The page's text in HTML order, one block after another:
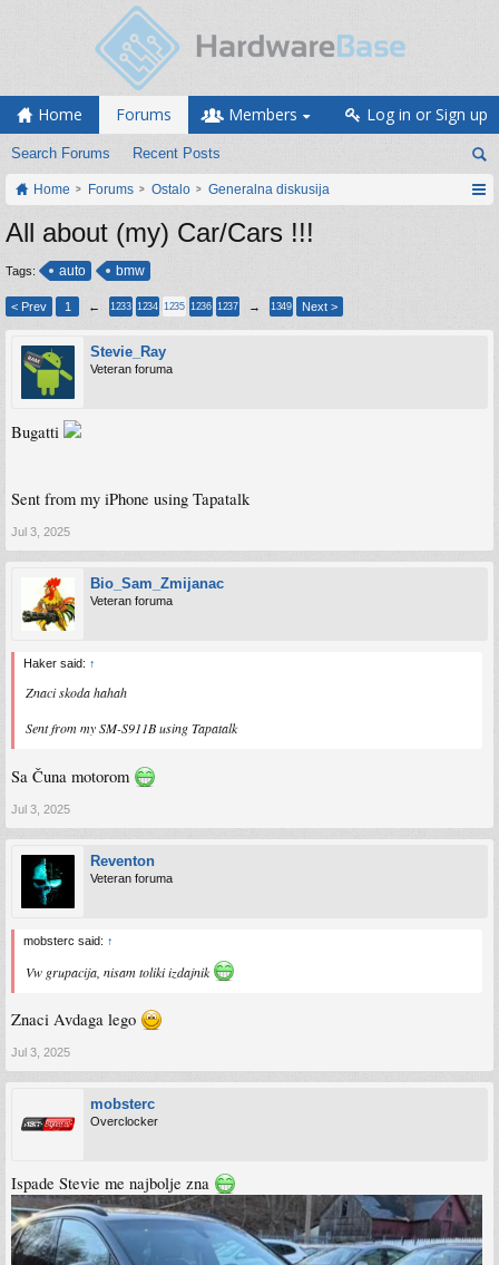
Home Forums
Search Forums Recent Posts
Members Log in or Sign up
Home Forums Ostalo Generalna diskusija
All about (my) Car/Cars !!!
Tags: auto bmw
< Prev 1 ← 1233 1234 1235 1236 1237 → 1349 Next >
Stevie_Ray
Veteran foruma
Bugatti
Sent from my iPhone using Tapatalk
Jul 3, 2025
Bio_Sam_Zmijanac
Veteran foruma
Haker said: ↑
Znaci skoda hahah
Sent from my SM-S911B using Tapatalk
Sa Čuna motorom
Jul 3, 2025
Reventon
Veteran foruma
mobsterc said: ↑
Vw grupacija, nisam toliki izdajnik
Znaci Avdaga lego
Jul 3, 2025
mobsterc
Overclocker
Ispade Stevie me najbolje zna